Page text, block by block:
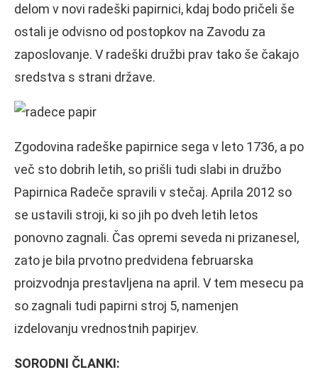
delom v novi radeški papirnici, kdaj bodo pričeli še
ostali je odvisno od postopkov na Zavodu za
zaposlovanje. V radeški družbi prav tako še čakajo
sredstva s strani države.
Zgodovina radeške papirnice sega v leto 1736, a po
več sto dobrih letih, so prišli tudi slabi in družbo
Papirnica Radeče spravili v stečaj. Aprila 2012 so
se ustavili stroji, ki so jih po dveh letih letos
ponovno zagnali. Čas opremi seveda ni prizanesel,
zato je bila prvotno predvidena februarska
proizvodnja prestavljena na april. V tem mesecu pa
so zagnali tudi papirni stroj 5, namenjen
izdelovanju vrednostnih papirjev.
SORODNI ČLANKI: